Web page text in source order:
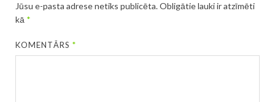
Jūsu e-pasta adrese netiks publicēta.Obligātie lauki ir atzīmēti
kā *
KOMENTĀRS*